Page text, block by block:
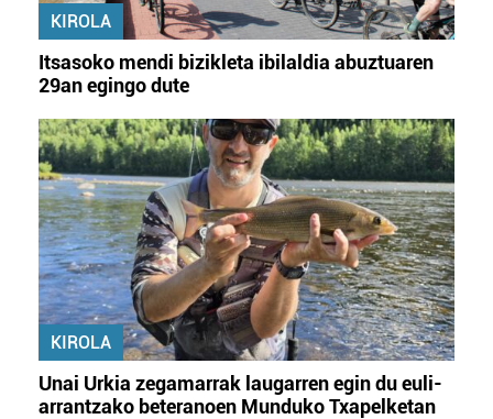
KIROLA
Itsasoko mendi bizikleta ibilaldia abuztuaren
29an egingo dute
KIROLA
Unai Urkia zegamarrak laugarren egin du euli-
arrantzako beteranoen Munduko Txapelketan